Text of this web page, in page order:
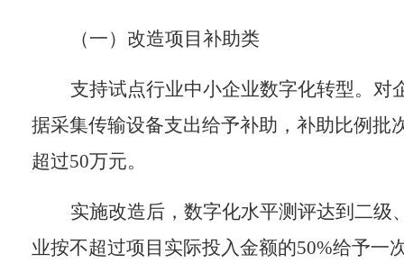
（一）改造项目补助类
支持试点行业中小企业数字化转型。 对
据采集传输设备支出给予补助，补助比例批
超过50万元。
实施改造后，数字化水平测评达到二
业按不超过项目实际投入金额的50%给予一